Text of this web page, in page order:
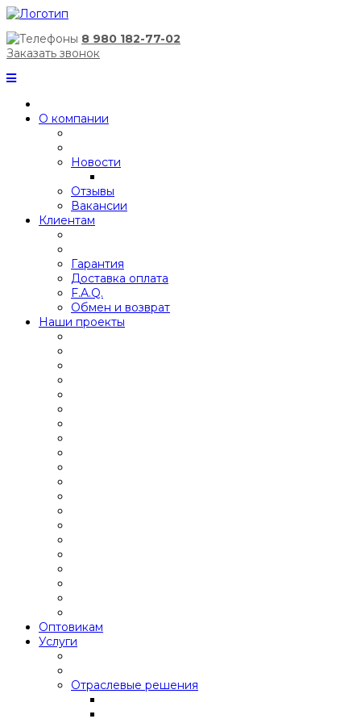
8 980 182-77-02
Заказать звонок
О компании
Новости
Отзывы
Вакансии
Клиентам
Гарантия
Доставка оплата
F.A.Q.
Обмен и возврат
Наши проекты
Оптовикам
Услуги
Отраслевые решения